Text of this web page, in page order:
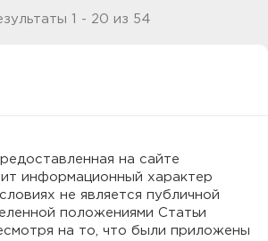
1 - 20 из 54
на сайте
информационный характер
не является публичной
положениями Статьи
на то, что были приложены